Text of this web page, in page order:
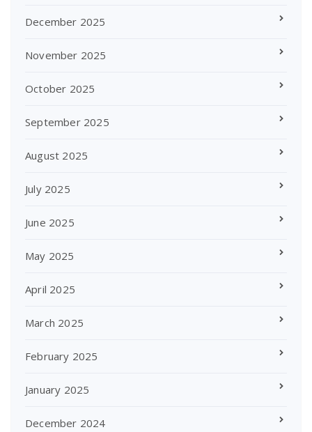
December 2025
November 2025
October 2025
September 2025
August 2025
July 2025
June 2025
May 2025
April 2025
March 2025
February 2025
January 2025
December 2024